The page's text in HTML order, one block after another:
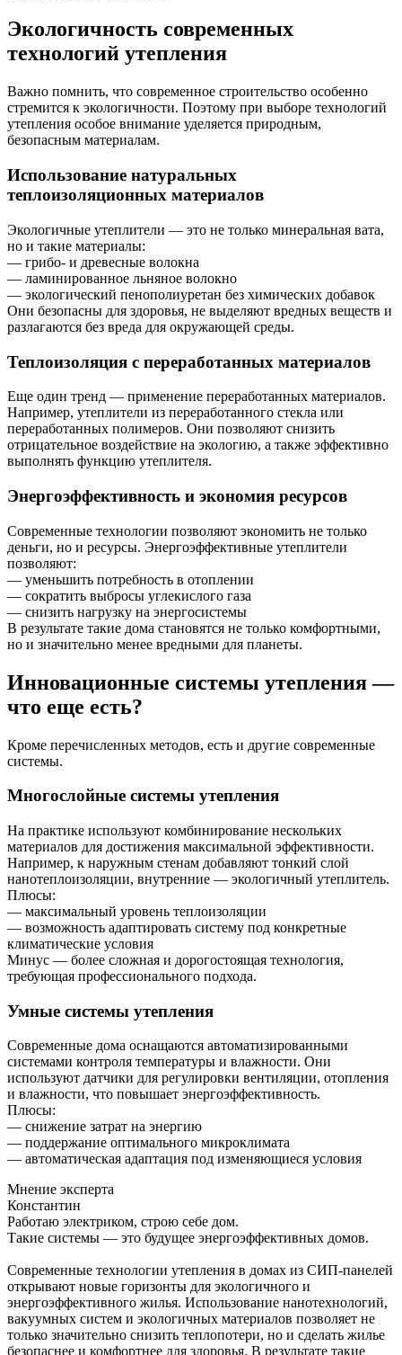
Экологичность современных
технологий утепления
Важно помнить, что современное строительство особенно
стремится к экологичности. Поэтому при выборе технологий
утепления особое внимание уделяется природным,
безопасным материалам.
Использование натуральных
теплоизоляционных материалов
Экологичные утеплители — это не только минеральная вата,
но и такие материалы:
— грибо- и древесные волокна
— ламинированное льняное волокно
— экологический пенополиуретан без химических добавок
Они безопасны для здоровья, не выделяют вредных веществ и
разлагаются без вреда для окружающей среды.
Теплоизоляция с переработанных материалов
Еще один тренд — применение переработанных материалов.
Например, утеплители из переработанного стекла или
переработанных полимеров. Они позволяют снизить
отрицательное воздействие на экологию, а также эффективно
выполнять функцию утеплителя.
Энергоэффективность и экономия ресурсов
Современные технологии позволяют экономить не только
деньги, но и ресурсы. Энергоэффективные утеплители
позволяют:
— уменьшить потребность в отоплении
— сократить выбросы углекислого газа
— снизить нагрузку на энергосистемы
В результате такие дома становятся не только комфортными,
но и значительно менее вредными для планеты.
Инновационные системы утепления —
что еще есть?
Кроме перечисленных методов, есть и другие современные
системы.
Многослойные системы утепления
На практике используют комбинирование нескольких
материалов для достижения максимальной эффективности.
Например, к наружным стенам добавляют тонкий слой
нанотеплоизоляции, внутренние — экологичный утеплитель.
Плюсы:
— максимальный уровень теплоизоляции
— возможность адаптировать систему под конкретные
климатические условия
Минус — более сложная и дорогостоящая технология,
требующая профессионального подхода.
Умные системы утепления
Современные дома оснащаются автоматизированными
системами контроля температуры и влажности. Они
используют датчики для регулировки вентиляции, отопления
и влажности, что повышает энергоэффективность.
Плюсы:
— снижение затрат на энергию
— поддержание оптимального микроклимата
— автоматическая адаптация под изменяющиеся условия
Мнение эксперта
Константин
Работаю электриком, строю себе дом.
Такие системы — это будущее энергоэффективных домов.
Современные технологии утепления в домах из СИП-панелей
открывают новые горизонты для экологичного и
энергоэффективного жилья. Использование нанотехнологий,
вакуумных систем и экологичных материалов позволяет не
только значительно снизить теплопотери, но и сделать жилье
безопаснее и комфортнее для здоровья. В результате такие